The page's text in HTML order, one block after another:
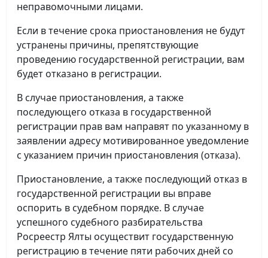
неправомочными лицами.
Если в течение срока приостановления не будут
устранены причины, препятствующие
проведению государственной регистрации, вам
будет отказано в регистрации.
В случае приостановления, а также
последующего отказа в государственной
регистрации прав вам направят по указанному в
заявлении адресу мотивированное уведомление
с указанием причин приостановления (отказа).
Приостановление, а также последующий отказ в
государственной регистрации вы вправе
оспорить в судебном порядке. В случае
успешного судебного разбирательства
Росреестр Ялты осуществит государственную
регистрацию в течение пяти рабочих дней со